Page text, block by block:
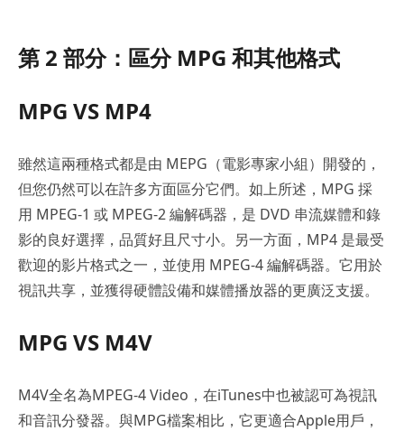
第 2 部分：區分 MPG 和其他格式
MPG VS MP4
雖然這兩種格式都是由 MEPG（電影專家小組）開發的，
但您仍然可以在許多方面區分它們。如上所述，MPG 採
用 MPEG-1 或 MPEG-2 編解碼器，是 DVD 串流媒體和錄
影的良好選擇，品質好且尺寸小。另一方面，MP4 是最受
歡迎的影片格式之一，並使用 MPEG-4 編解碼器。它用於
視訊共享，並獲得硬體設備和媒體播放器的更廣泛支援。
MPG VS M4V
M4V全名為MPEG-4 Video，在iTunes中也被認可為視訊
和音訊分發器。與MPG檔案相比，它更適合Apple用戶，